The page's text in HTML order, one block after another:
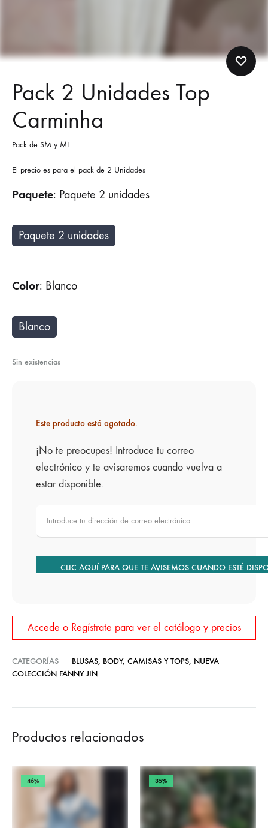
Pack 2 Unidades Top
Carminha
Pack de SM y ML
El precio es para el pack de 2 Unidades
Paquete: Paquete 2 unidades
Paquete 2 unidades
Color: Blanco
Blanco
Sin existencias
Este producto está agotado.
¡No te preocupes! Introduce tu correo
electrónico y te avisaremos cuando vuelva a
estar disponible.
CLIC AQUÍ PARA QUE TE AVISEMOS CUANDO ESTÉ
Accede o Regístrate para ver el catálogo y precios
CATEGORÍAS BLUSAS, BODY, CAMISAS Y TOPS, NUEVA
COLECCIÓN FANNY JIN
Productos relacionados
46% 35%